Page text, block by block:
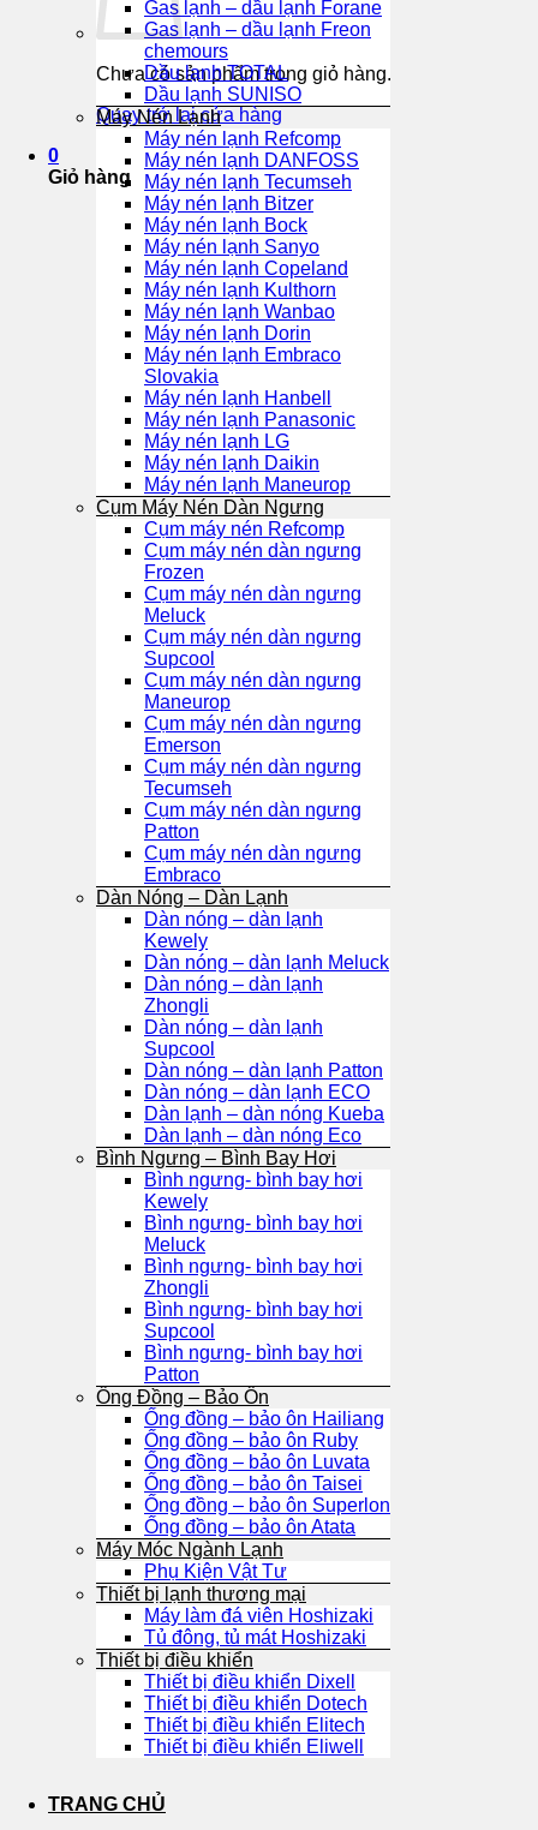
Chưa có sản phẩm trong giỏ hàng.
Quay trở lại cửa hàng
0
Giỏ hàng
Gas lạnh – dầu lạnh Forane
Gas lạnh – dầu lạnh Freon
chemours
Dầu lạnh TOTAL
Dầu lạnh SUNISO
Máy Nén Lạnh
Máy nén lạnh Refcomp
Máy nén lạnh DANFOSS
Máy nén lạnh Tecumseh
Máy nén lạnh Bitzer
Máy nén lạnh Bock
Máy nén lạnh Sanyo
Máy nén lạnh Copeland
Máy nén lạnh Kulthorn
Máy nén lạnh Wanbao
Máy nén lạnh Dorin
Máy nén lạnh Embraco
Slovakia
Máy nén lạnh Hanbell
Máy nén lạnh Panasonic
Máy nén lạnh LG
Máy nén lạnh Daikin
Máy nén lạnh Maneurop
Cụm Máy Nén Dàn Ngưng
Cụm máy nén Refcomp
Cụm máy nén dàn ngưng
Frozen
Cụm máy nén dàn ngưng
Meluck
Cụm máy nén dàn ngưng
Supcool
Cụm máy nén dàn ngưng
Maneurop
Cụm máy nén dàn ngưng
Emerson
Cụm máy nén dàn ngưng
Tecumseh
Cụm máy nén dàn ngưng
Patton
Cụm máy nén dàn ngưng
Embraco
Dàn Nóng – Dàn Lạnh
Dàn nóng – dàn lạnh
Kewely
Dàn nóng – dàn lạnh Meluck
Dàn nóng – dàn lạnh
Zhongli
Dàn nóng – dàn lạnh
Supcool
Dàn nóng – dàn lạnh Patton
Dàn nóng – dàn lạnh ECO
Dàn lạnh – dàn nóng Kueba
Dàn lạnh – dàn nóng Eco
Bình Ngưng – Bình Bay Hơi
Bình ngưng- bình bay hơi
Kewely
Bình ngưng- bình bay hơi
Meluck
Bình ngưng- bình bay hơi
Zhongli
Bình ngưng- bình bay hơi
Supcool
Bình ngưng- bình bay hơi
Patton
Ống Đồng – Bảo Ôn
Ống đồng – bảo ôn Hailiang
Ống đồng – bảo ôn Ruby
Ống đồng – bảo ôn Luvata
Ống đồng – bảo ôn Taisei
Ống đồng – bảo ôn Superlon
Ống đồng – bảo ôn Atata
Máy Móc Ngành Lạnh
Phụ Kiện Vật Tư
Thiết bị lạnh thương mại
Máy làm đá viên Hoshizaki
Tủ đông, tủ mát Hoshizaki
Thiết bị điều khiển
Thiết bị điều khiển Dixell
Thiết bị điều khiển Dotech
Thiết bị điều khiển Elitech
Thiết bị điều khiển Eliwell
TRANG CHỦ